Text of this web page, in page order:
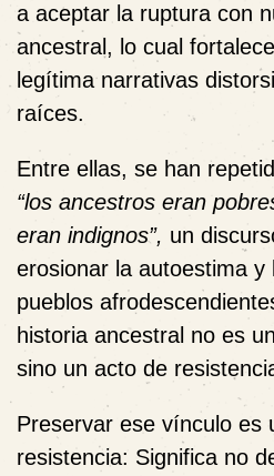
a aceptar la ruptura con
ancestral, lo cual
legítima narrativas
raíces.
Entre ellas, se han
“los ancestros eran
eran indignos”, un
erosionar la autoestima y
pueblos
historia ancestral no es
sino un acto de
Preservar ese vínculo es
resistencia: Significa no